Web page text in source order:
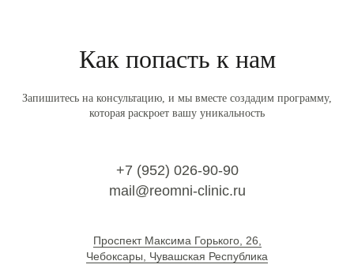
Как попасть к нам
Запишитесь на консультацию, и мы вместе создадим программу,
которая раскроет вашу уникальность
+7 (952) 026-90-90
mail@reomni-clinic.ru
Проспект Максима Горького, 26,
Чебоксары, Чувашская Республика